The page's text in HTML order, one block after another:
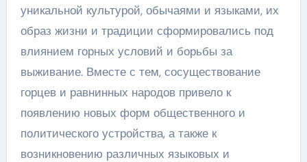
уникальной культурой, обычаями и языками, их
образ жизни и традиции сформировались под
влиянием горных условий и борьбы за
выживание. Вместе с тем, сосуществование
горцев и равнинных народов привело к
появлению новых форм общественного и
политического устройства, а также к
возникновению различных языковых и